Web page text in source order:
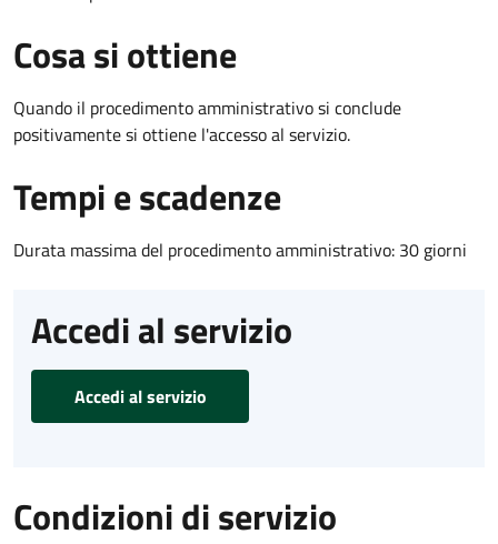
Cosa si ottiene
Quando il procedimento amministrativo si conclude
positivamente si ottiene l'accesso al servizio.
Tempi e scadenze
Durata massima del procedimento amministrativo: 30 giorni
Accedi al servizio
Accedi al servizio
Condizioni di servizio